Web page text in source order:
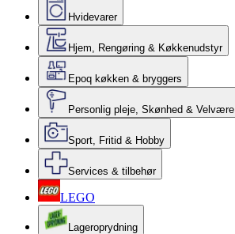
Hvidevarer
Hjem, Rengøring & Køkkenudstyr
Epoq køkken & bryggers
Personlig pleje, Skønhed & Velvære
Sport, Fritid & Hobby
Services & tilbehør
LEGO
Lageroprydning